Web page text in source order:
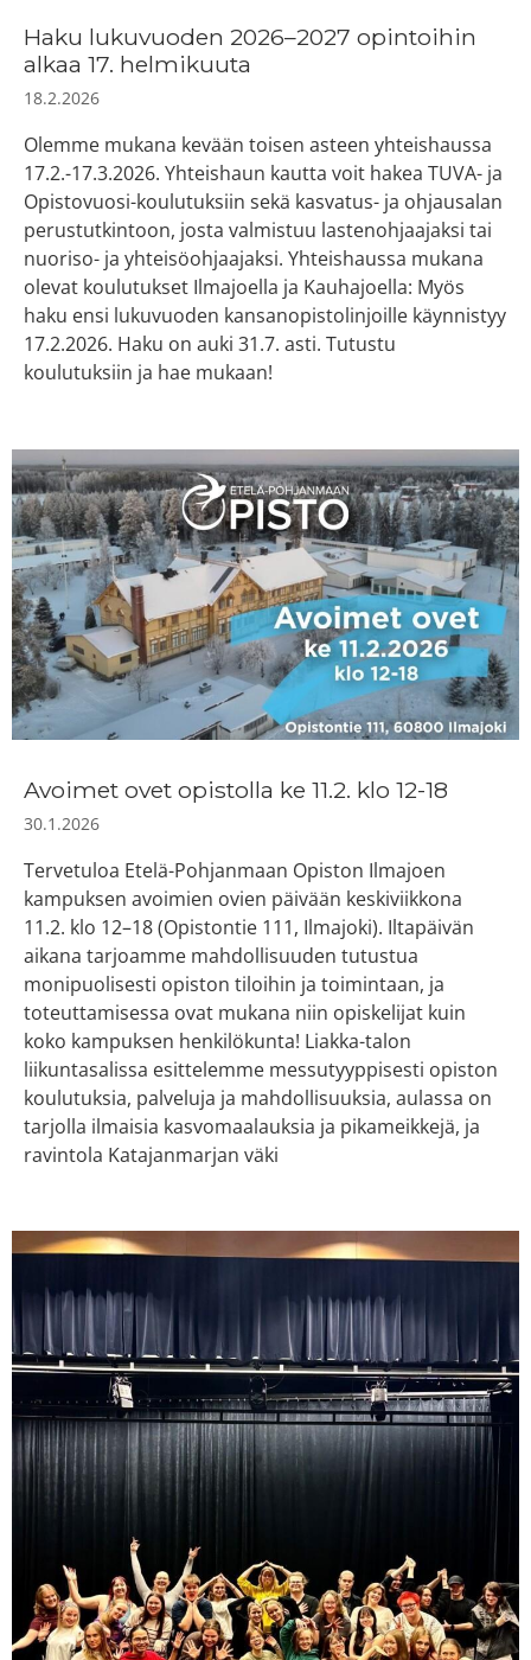
Haku lukuvuoden 2026–2027 opintoihin
alkaa 17. helmikuuta
18.2.2026
Olemme mukana kevään toisen asteen yhteishaussa
17.2.-17.3.2026. Yhteishaun kautta voit hakea TUVA- ja
Opistovuosi-koulutuksiin sekä kasvatus- ja ohjausalan
perustutkintoon, josta valmistuu lastenohjaajaksi tai
nuoriso- ja yhteisöohjaajaksi. Yhteishaussa mukana
olevat koulutukset Ilmajoella ja Kauhajoella: Myös
haku ensi lukuvuoden kansanopistolinjoille käynnistyy
17.2.2026. Haku on auki 31.7. asti. Tutustu
koulutuksiin ja hae mukaan!
Avoimet ovet opistolla ke 11.2. klo 12-18
30.1.2026
Tervetuloa Etelä-Pohjanmaan Opiston Ilmajoen
kampuksen avoimien ovien päivään keskiviikkona
11.2. klo 12–18 (Opistontie 111, Ilmajoki). Iltapäivän
aikana tarjoamme mahdollisuuden tutustua
monipuolisesti opiston tiloihin ja toimintaan, ja
toteuttamisessa ovat mukana niin opiskelijat kuin
koko kampuksen henkilökunta! Liakka-talon
liikuntasalissa esittelemme messutyyppisesti opiston
koulutuksia, palveluja ja mahdollisuuksia, aulassa on
tarjolla ilmaisia kasvomaalauksia ja pikameikkejä, ja
ravintola Katajanmarjan väki